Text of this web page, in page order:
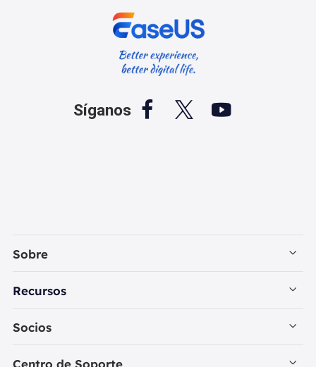
Síganos   
Sobre
Empresa
Recursos
Recuperación de Datos PC
Socios
Revendedores
Centro de Soporte